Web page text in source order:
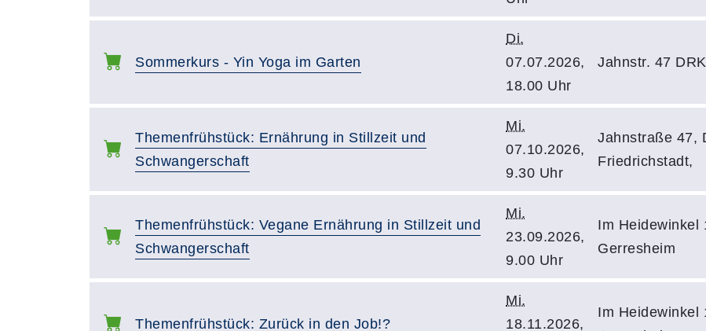
Sommerkurs - Yin Yoga im Garten
Di.
07.07.2026,
18.00 Uhr
Jahnstr. 47
Themenfrühstück: Ernährung in Stillzeit und
Schwangerschaft
Mi.
07.10.2026,
9.30 Uhr
Jahnstraße 47,
Friedrichstadt,
Themenfrühstück: Vegane Ernährung in Stillzeit und
Schwangerschaft
Mi.
23.09.2026,
9.00 Uhr
Im Heidewinkel
Gerresheim
Themenfrühstück: Zurück in den Job!?
Mi.
18.11.2026,
Im Heidewinkel